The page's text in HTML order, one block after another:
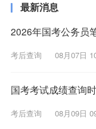
最新消息
2026年国考公务员
考后查询 08月07日
国考考试成绩查询
考后查询 08月09日